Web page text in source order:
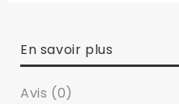
En savoir plus
Avis (0)